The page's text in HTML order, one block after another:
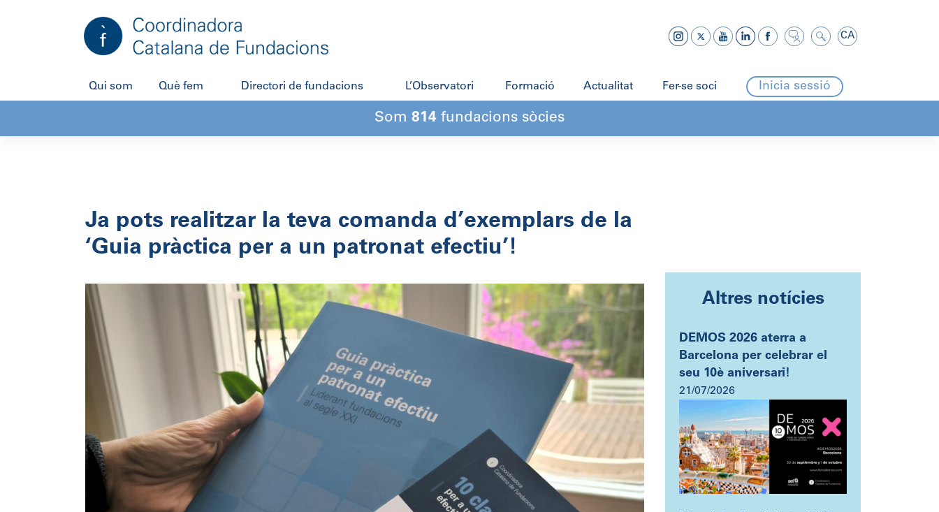
CA
Qui som Què fem Directori de fundacions L’Observatori Formació Actualitat Fer-se soci Inicia sessió
Som 814 fundacions sòcies
Ja pots realitzar la teva comanda d’exemplars de la
‘Guia pràctica per a un patronat efectiu’!
Altres notícies
DEMOS 2026 aterra a
Barcelona per celebrar el
seu 10è aniversari!
21/07/2026